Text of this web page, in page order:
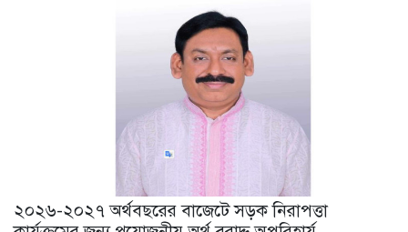
২০২৬-২০২৭ অর্থবছরের বাজেটে সড়ক নিরাপত্তা